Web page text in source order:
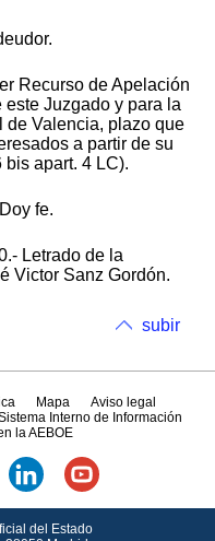
Recurso de Apelación
Juzgado y para la
de Valencia, plazo que
a partir de su
apart. 4 LC).
fe.
Letrado de la
Victor Sanz Gordón.
subir
Mapa
Aviso legal
Interno de Información
la AEBOE
del Estado